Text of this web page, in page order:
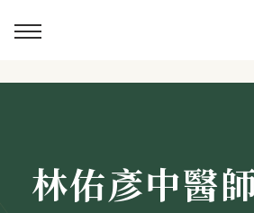
回主選單
我是林佑彥
回主選單
👁️ 共感・視覺模擬館
回主選單
🧘 光流導引．雲端禪房
回主選單
看見現象．衛教文章
回主選單
尋找祥峻
林佑彥中醫